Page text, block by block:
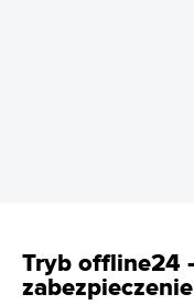
Tryb offline24